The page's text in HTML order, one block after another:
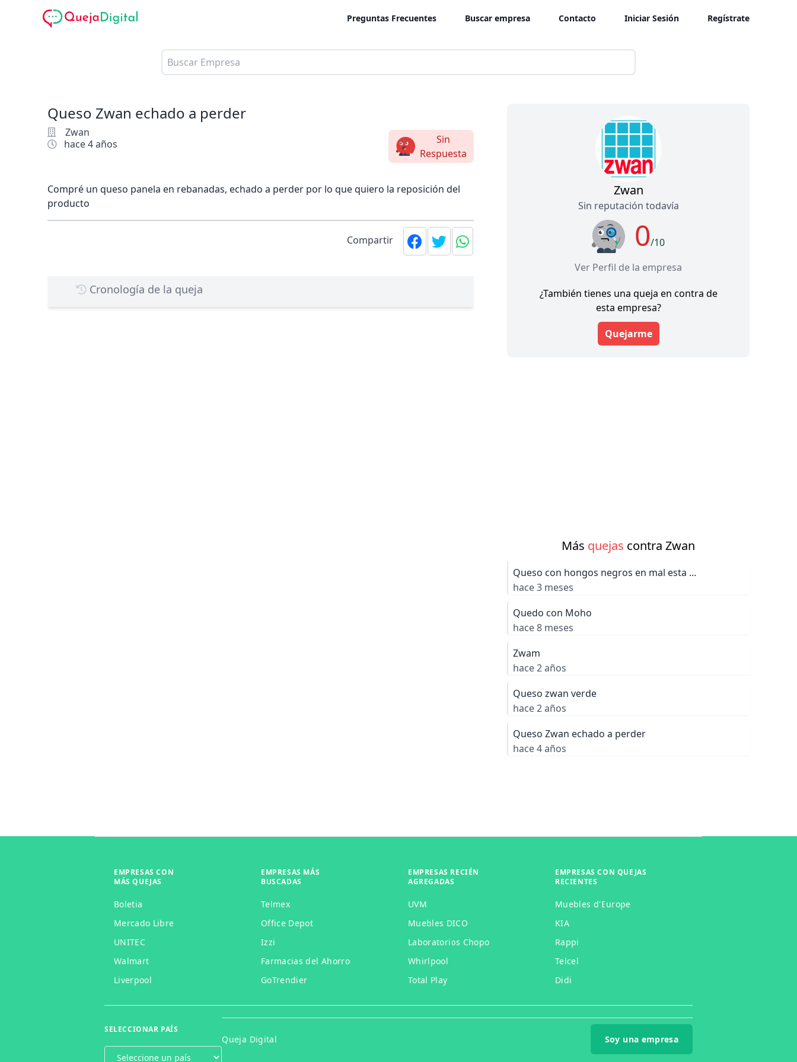
Preguntas Frecuentes Buscar empresa Contacto Iniciar Sesión Regístrate
Queso Zwan echado a perder
Zwan
hace 4 años
Sin
Respuesta
Compré un queso panela en rebanadas, echado a perder por lo que quiero la reposición del
producto
Compartir
Cronología de la queja
Zwan
Sin reputación todavía
0/10
Ver Perfil de la empresa
¿También tienes una queja en contra de
esta empresa?
Quejarme
Más quejas contra Zwan
Queso con hongos negros en mal esta ...
hace 3 meses
Quedo con Moho
hace 8 meses
Zwam
hace 2 años
Queso zwan verde
hace 2 años
Queso Zwan echado a perder
hace 4 años
EMPRESAS CON
MÁS QUEJAS
Boletia
Mercado Libre
UNITEC
Walmart
Liverpool
EMPRESAS MÁS
BUSCADAS
Telmex
Office Depot
Izzi
Farmacias del Ahorro
GoTrendier
EMPRESAS RECIÉN
AGREGADAS
UVM
Muebles DICO
Laboratorios Chopo
Whirlpool
Total Play
EMPRESAS CON QUEJAS
RECIENTES
Muebles d'Europe
KIA
Rappi
Telcel
Didi
SELECCIONAR PAÍS
Queja Digital Soy una empresa